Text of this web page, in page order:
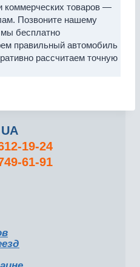
товаров —
Позвоните нашему
бесплатно
правильный автомобиль
рассчитаем точную
UA
19-24
61-91